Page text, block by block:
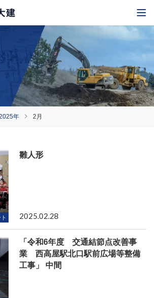
年 2月
雛人形
2025.02.28
「令和6年度 交通結節点改善事
業 西高屋駅北口駅前広場等整備
工事」 中間